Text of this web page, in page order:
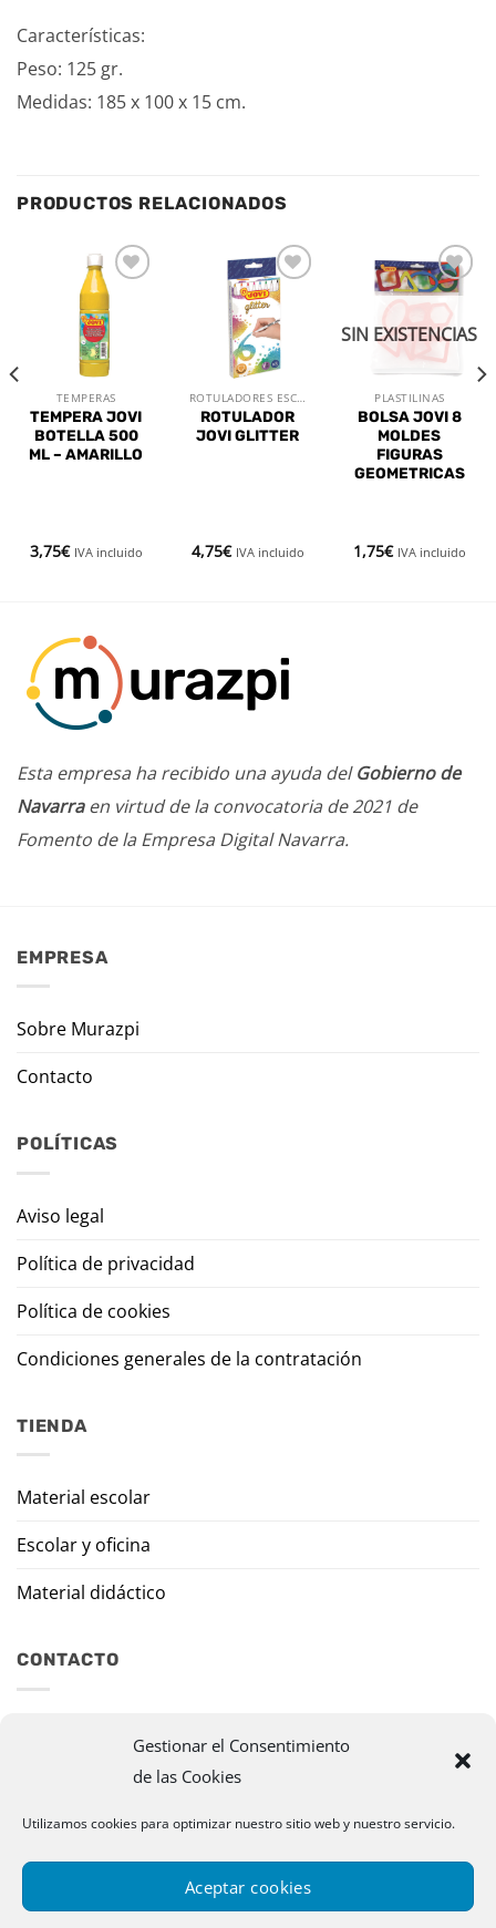
Gestionar el Consentimiento
de las Cookies
Utilizamos cookies para optimizar nuestro sitio web y nuestro servicio.
Aceptar cookies
Características:
Peso: 125 gr.
Medidas: 185 x 100 x 15 cm.
PRODUCTOS RELACIONADOS
Añadir
lista de
deseos
TEMPERAS
TEMPERA JOVI
BOTELLA 500
ML – AMARILLO
3,75€ IVA incluido
Añadir
a la
lista de
deseos
ROTULADORES ESCOLARES
ROTULADOR
JOVI GLITTER
4,75€ IVA incluido
Añadir
a la
lista de
deseos
SIN EXISTENCIAS
PLASTILINAS
BOLSA JOVI 8
MOLDES
FIGURAS
GEOMETRICAS
1,75€ IVA incluido
Esta empresa ha recibido una ayuda delGobierno de
Navarraen virtud de la convocatoria de 2021 de
Fomento de la Empresa Digital Navarra.
EMPRESA
Sobre Murazpi
Contacto
POLÍTICAS
Aviso legal
Política de privacidad
Política de cookies
Condiciones generales de la contratación
TIENDA
Material escolar
Escolar y oficina
Material didáctico
CONTACTO
murazpi@murazpi.com
948 234 436 – 623 195 518